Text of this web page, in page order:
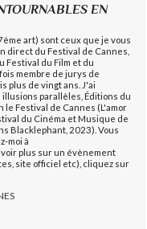
EN
art) sont ceux que je vous
direct du Festival de Cannes,
Festival du Film et du
membre de jurys de
plus de vingt ans. J'ai
parallèles, Éditions du
le Festival de Cannes (L'amor
du Cinéma et Musique de
Blacklephant, 2023). Vous
moi à
plus sur un évènement
site officiel etc), cliquez sur